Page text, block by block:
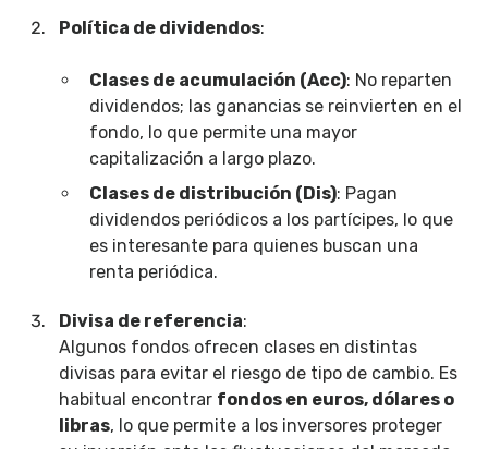
Política de dividendos:
Clases de acumulación (Acc): No reparten
dividendos; las ganancias se reinvierten en el
fondo, lo que permite una mayor
capitalización a largo plazo.
Clases de distribución (Dis): Pagan
dividendos periódicos a los partícipes, lo que
es interesante para quienes buscan una
renta periódica.
Divisa de referencia:
Algunos fondos ofrecen clases en distintas
divisas para evitar el riesgo de tipo de cambio. Es
habitual encontrar fondos en euros, dólares o
libras, lo que permite a los inversores proteger